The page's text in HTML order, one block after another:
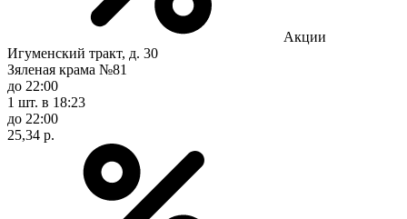
Акции
Игуменский тракт, д. 30
Зяленая крама №81
до 22:00
1 шт. в 18:23
до 22:00
25,34 р.